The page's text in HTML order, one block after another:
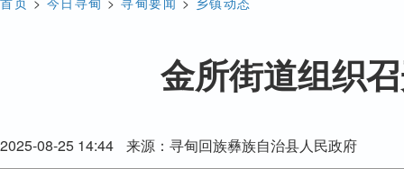
金所街道组织
2025-08-25 14:44 来源：寻甸回族彝族自治县人民政府